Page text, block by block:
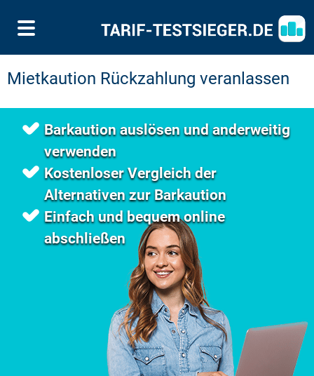
Mietkaution Rückzahlung veranlassen
Barkaution auslösen und anderweitig
verwenden
Kostenloser Vergleich der
Alternativen zur Barkaution
Einfach und bequem online
abschließen